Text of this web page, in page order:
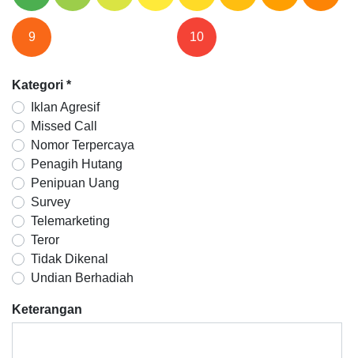
9 10
Kategori *
Iklan Agresif
Missed Call
Nomor Terpercaya
Penagih Hutang
Penipuan Uang
Survey
Telemarketing
Teror
Tidak Dikenal
Undian Berhadiah
Keterangan